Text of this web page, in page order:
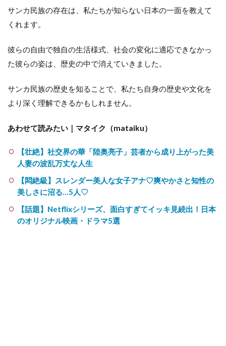
サンカ民族の存在は、私たちが知らない日本の一面を教えて
くれます。
彼らの自由で独自の生活様式、社会の変化に適応できなかっ
た彼らの姿は、歴史の中で消えていきました。
サンカ民族の歴史を知ることで、私たち自身の歴史や文化を
より深く理解できるかもしれません。
あわせて読みたい｜マタイク（mataiku）
【壮絶】社交界の華「陸奥亮子」芸者から成り上がった美
人妻の波乱万丈な人生
【悶絶級】スレンダー美人な女子アナ♡爽やかさと知性の
美しさに沼る…5人♡
【話題】Netflixシリーズ、面白すぎてイッキ見続出！日本
のオリジナル映画・ドラマ5選